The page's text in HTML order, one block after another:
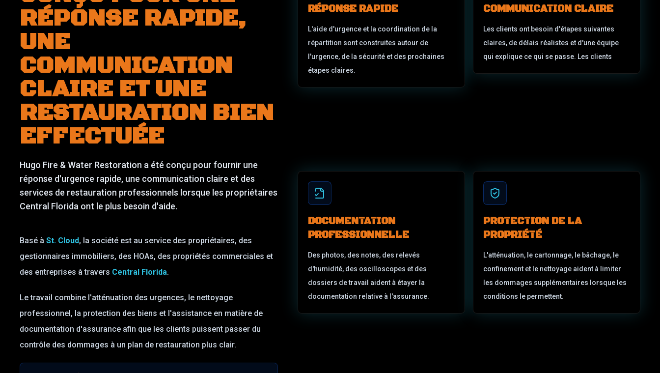
RÉPONSE RAPIDE,
UNE
COMMUNICATION
CLAIRE ET UNE
RESTAURATION BIEN
EFFECTUÉE
Hugo Fire & Water Restoration a été conçu pour fournir une
réponse d'urgence rapide, une communication claire et des
services de restauration professionnels lorsque les propriétaires
Central Florida ont le plus besoin d'aide.
Basé à St. Cloud, la société est au service des propriétaires, des
gestionnaires immobiliers, des HOAs, des propriétés commerciales et
des entreprises à travers Central Florida.
Le travail combine l'atténuation des urgences, le nettoyage
professionnel, la protection des biens et l'assistance en matière de
documentation d'assurance afin que les clients puissent passer du
contrôle des dommages à un plan de restauration plus clair.
RÉPONSE RAPIDE
L'aide d'urgence et la coordination de la
répartition sont construites autour de
l'urgence, de la sécurité et des prochaines
étapes claires.
COMMUNICATION CLAIRE
Les clients ont besoin d'étapes suivantes
claires, de délais réalistes et d'une équipe
qui explique ce qui se passe. Les clients
DOCUMENTATION
PROFESSIONNELLE
Des photos, des notes, des relevés
d'humidité, des oscilloscopes et des
dossiers de travail aident à étayer la
documentation relative à l'assurance.
PROTECTION DE LA
PROPRIÉTÉ
L'atténuation, le cartonnage, le bâchage, le
confinement et le nettoyage aident à limiter
les dommages supplémentaires lorsque les
conditions le permettent.